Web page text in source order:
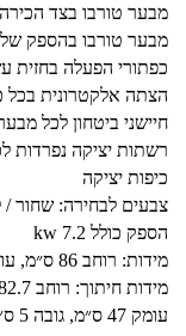
מבער טורבו בצד
מבער טורבו בהספק של kw 3.6
כפתורי הפעלה בחזית
הצתה אלקטרונית בכל
חיישני ביטחון לכל
רשתות יציקה נפרדות
כיפות יציקה
צבעים לבחירה: שחור /
הספק כולל kw 7.2
מידות: רוחב 86 ס״מ, עומק 50 ס״מ
מידות חיתוך: רוחב 82.7 ס״מ
עומק 47 ס״מ, גובה 5 ס״מ